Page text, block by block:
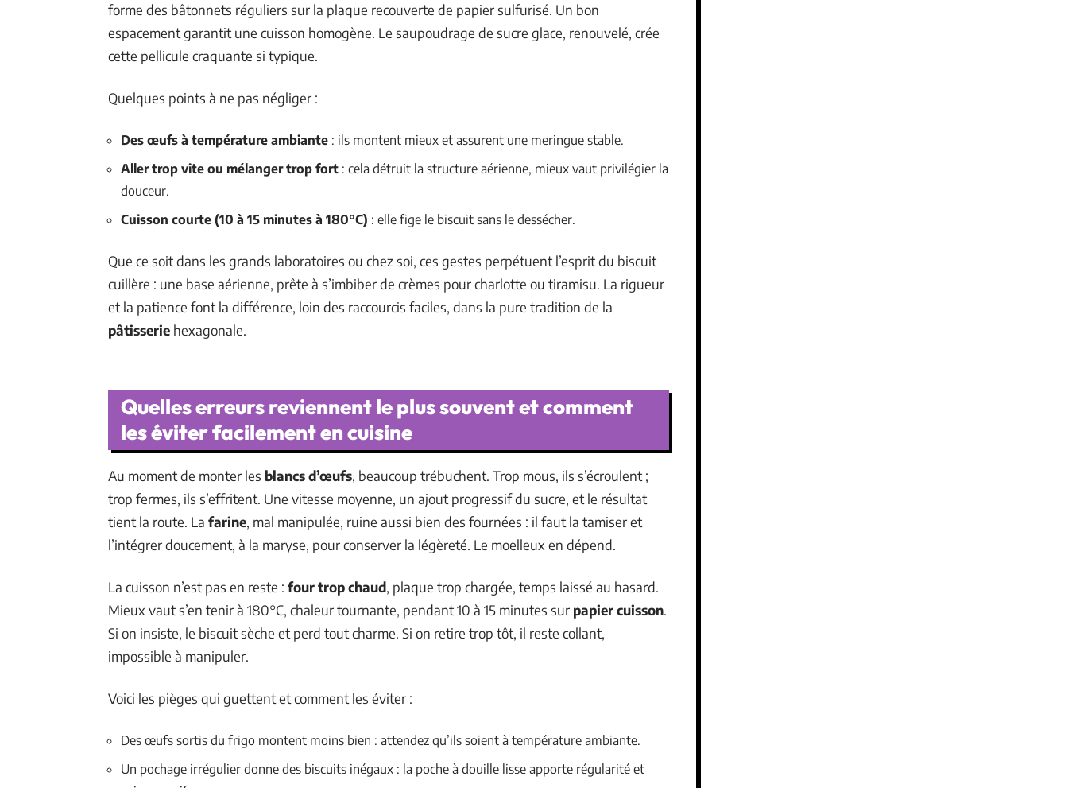
forme des bâtonnets réguliers sur la plaque recouverte de papier sulfurisé. Un bon
espacement garantit une cuisson homogène. Le saupoudrage de sucre glace, renouvelé, crée
cette pellicule craquante si typique.
Quelques points à ne pas négliger :
Des œufs à température ambiante : ils montent mieux et assurent une meringue stable.
Aller trop vite ou mélanger trop fort : cela détruit la structure aérienne, mieux vaut privilégier la
douceur.
Cuisson courte (10 à 15 minutes à 180°C) : elle fige le biscuit sans le dessécher.
Que ce soit dans les grands laboratoires ou chez soi, ces gestes perpétuent l’esprit du biscuit
cuillère : une base aérienne, prête à s’imbiber de crèmes pour charlotte ou tiramisu. La rigueur
et la patience font la différence, loin des raccourcis faciles, dans la pure tradition de la
pâtisserie hexagonale.
Quelles erreurs reviennent le plus souvent et comment
les éviter facilement en cuisine
Au moment de monter les blancs d’œufs, beaucoup trébuchent. Trop mous, ils s’écroulent ;
trop fermes, ils s’effritent. Une vitesse moyenne, un ajout progressif du sucre, et le résultat
tient la route. La farine, mal manipulée, ruine aussi bien des fournées : il faut la tamiser et
l’intégrer doucement, à la maryse, pour conserver la légèreté. Le moelleux en dépend.
La cuisson n’est pas en reste : four trop chaud, plaque trop chargée, temps laissé au hasard.
Mieux vaut s’en tenir à 180°C, chaleur tournante, pendant 10 à 15 minutes sur papier cuisson.
Si on insiste, le biscuit sèche et perd tout charme. Si on retire trop tôt, il reste collant,
impossible à manipuler.
Voici les pièges qui guettent et comment les éviter :
Des œufs sortis du frigo montent moins bien : attendez qu’ils soient à température ambiante.
Un pochage irrégulier donne des biscuits inégaux : la poche à douille lisse apporte régularité et